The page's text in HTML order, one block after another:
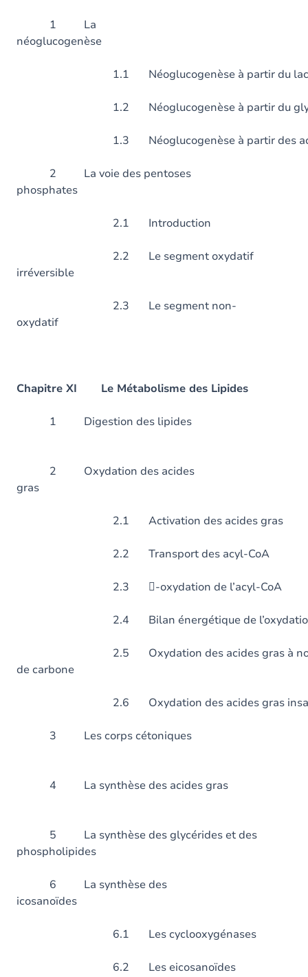
1 La
1.1 Néoglucogenèse à partir du
1.2 Néoglucogenèse à partir du
1.3 Néoglucogenèse à partir des
2 La voie des pentoses
phosphates
2.1 Introduction
2.2 Le segment oxydatif
irréversible
2.3 Le segment non-
oxydatif
Chapitre XI Le Métabolisme des Lipides
1 Digestion des
2 Oxydation des acides
gras
2.1 Activation des acides gras
2.2 Transport des acyl-CoA
2.3 -oxydation de l’acyl-CoA
2.4 Bilan énergétique de l’oxydation
2.5 Oxydation des acides gras à nombre
de carbone
2.6 Oxydation des acides gras
3 Les corps
4 La synthèse des
5 La synthèse des glycérides et des
phospholipides
6 La synthèse des
6.1 Les cyclooxygénases
6.2 Les eicosanoïdes